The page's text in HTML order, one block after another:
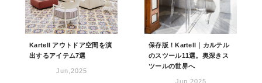
Kartell アウトドア空間を演
出するアイテム7選
Jun,2025
保存版！Kartell｜カルテル
のスツール11選。奥深きス
ツールの世界へ
Jun,2025